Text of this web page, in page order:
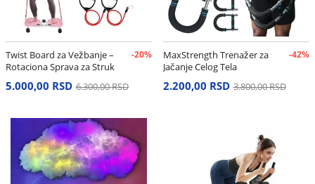
Twist Board za Vežbanje –
Rotaciona Sprava za Struk
-20%
5.000,00 RSD 6.300,00 RSD
MaxStrength Trenažer za
Jačanje Celog Tela
-42%
2.200,00 RSD 3.800,00 RSD